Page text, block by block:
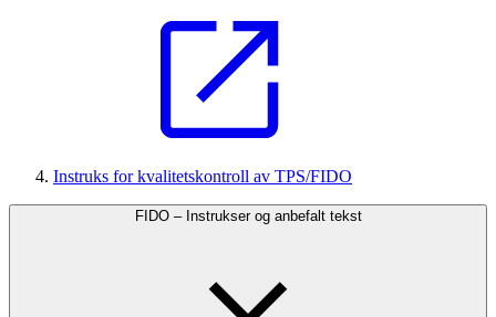
Instruks for kvalitetskontroll av TPS/FIDO
FIDO – Instrukser og anbefalt tekst